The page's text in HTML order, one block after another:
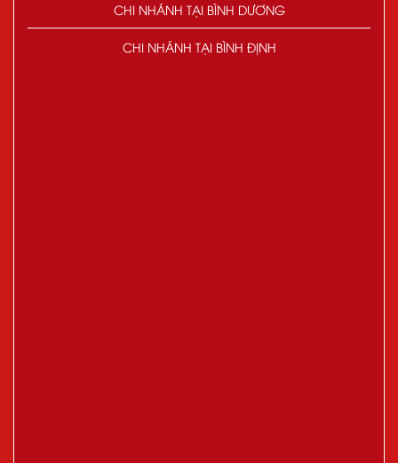
CHI NHÁNH TẠI BÌNH DƯƠNG
CHI NHÁNH TẠI BÌNH ĐỊNH